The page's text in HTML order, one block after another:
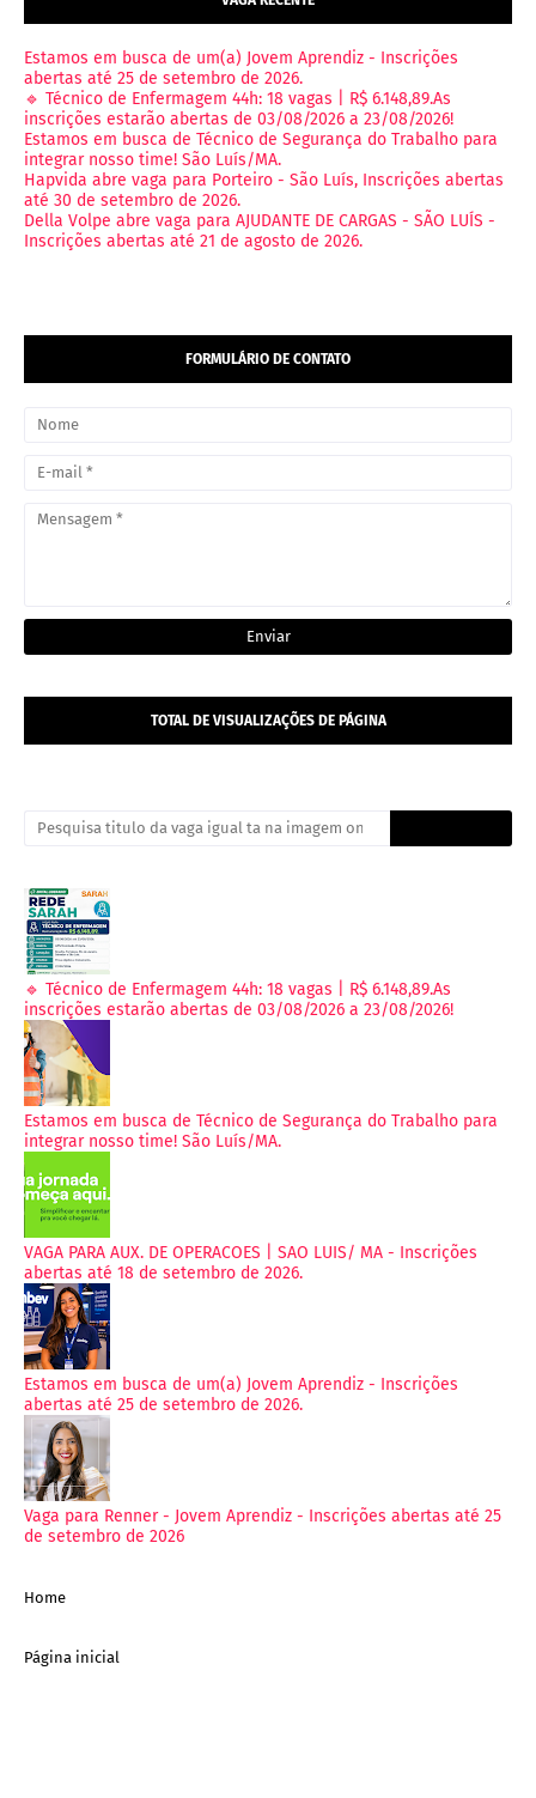
Estamos em busca de um(a) Jovem Aprendiz - Inscrições
abertas até 25 de setembro de 2026.
🔹 Técnico de Enfermagem 44h: 18 vagas | R$ 6.148,89.As
inscrições estarão abertas de 03/08/2026 a 23/08/2026!
Estamos em busca de Técnico de Segurança do Trabalho para
integrar nosso time! São Luís/MA.
Hapvida abre vaga para Porteiro - São Luís, Inscrições abertas
até 30 de setembro de 2026.
Della Volpe abre vaga para AJUDANTE DE CARGAS - SÃO LUÍS -
Inscrições abertas até 21 de agosto de 2026.
FORMULÁRIO DE CONTATO
TOTAL DE VISUALIZAÇÕES DE PÁGINA
🔹 Técnico de Enfermagem 44h: 18 vagas | R$ 6.148,89.As
inscrições estarão abertas de 03/08/2026 a 23/08/2026!
Estamos em busca de Técnico de Segurança do Trabalho para
integrar nosso time! São Luís/MA.
VAGA PARA AUX. DE OPERACOES | SAO LUIS/ MA - Inscrições
abertas até 18 de setembro de 2026.
Estamos em busca de um(a) Jovem Aprendiz - Inscrições
abertas até 25 de setembro de 2026.
Vaga para Renner - Jovem Aprendiz - Inscrições abertas até 25
de setembro de 2026
Home
Página inicial